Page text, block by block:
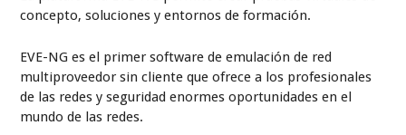
concepto, soluciones y entornos de formación.
EVE-NG es el primer software de emulación de red
multiproveedor sin cliente que ofrece a los profesionales
de las redes y seguridad enormes oportunidades en el
mundo de las redes.